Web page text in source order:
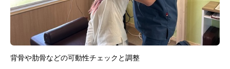
背骨や肋骨などの可動性チェックと調整